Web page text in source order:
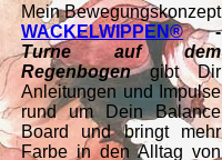
Mein Bewegungskonzept
WACKELWIPPEN®-
Turne auf dem
Regenbogengibt Dir
Anleitungen und Impulse
rund um Dein Balance
Board und bringt mehr
Farbe in den Alltag von